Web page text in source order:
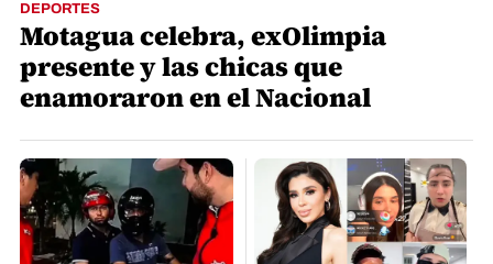
DEPORTES
Motagua celebra, exOlimpia
presente y las chicas que
enamoraron en el Nacional